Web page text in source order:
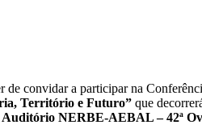
de convidar a participar na
Território e Futuro” que
Auditório NERBE-AEBAL – 42ª